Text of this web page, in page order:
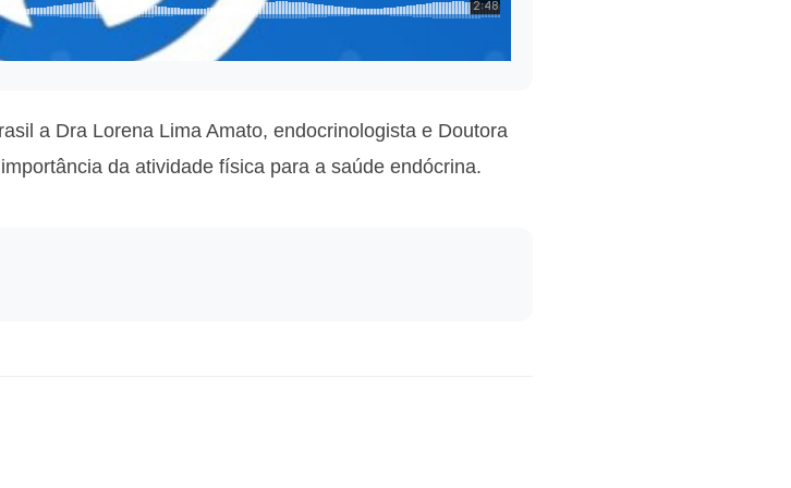
a Dra Lorena Lima Amato, endocrinologista e Doutora
da atividade física para a saúde endócrina.